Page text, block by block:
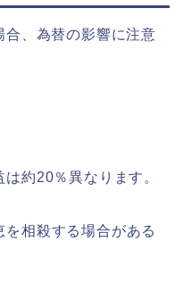
、為替の影響に注意
約20％異なります。
相殺する場合がある